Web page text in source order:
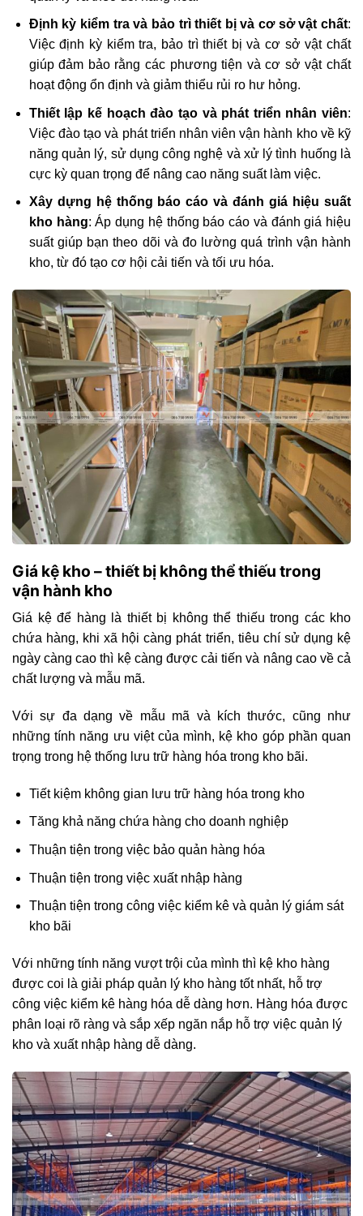
Định kỳ kiểm tra và bảo trì thiết bị và cơ sở vật chất:
Việc định kỳ kiểm tra, bảo trì thiết bị và cơ sở vật chất
giúp đảm bảo rằng các phương tiện và cơ sở vật chất
hoạt động ổn định và giảm thiểu rủi ro hư hỏng.
Thiết lập kế hoạch đào tạo và phát triển nhân viên:
Việc đào tạo và phát triển nhân viên vận hành kho về kỹ
năng quản lý, sử dụng công nghệ và xử lý tình huống là
cực kỳ quan trọng để nâng cao năng suất làm việc.
Xây dựng hệ thống báo cáo và đánh giá hiệu suất
kho hàng: Áp dụng hệ thống báo cáo và đánh giá hiệu
suất giúp bạn theo dõi và đo lường quá trình vận hành
kho, từ đó tạo cơ hội cải tiến và tối ưu hóa.
Giá kệ kho – thiết bị không thể thiếu trong
vận hành kho
Giá kệ để hàng là thiết bị không thể thiếu trong các kho
chứa hàng, khi xã hội càng phát triển, tiêu chí sử dụng kệ
ngày càng cao thì kệ càng được cải tiến và nâng cao về cả
chất lượng và mẫu mã.
Với sự đa dạng về mẫu mã và kích thước, cũng như
những tính năng ưu việt của mình, kệ kho góp phần quan
trọng trong hệ thống lưu trữ hàng hóa trong kho bãi.
Tiết kiệm không gian lưu trữ hàng hóa trong kho
Tăng khả năng chứa hàng cho doanh nghiệp
Thuận tiện trong việc bảo quản hàng hóa
Thuận tiện trong việc xuất nhập hàng
Thuận tiện trong công việc kiểm kê và quản lý giám sát
kho bãi
Với những tính năng vượt trội của mình thì kệ kho hàng
được coi là giải pháp quản lý kho hàng tốt nhất, hỗ trợ
công việc kiểm kê hàng hóa dễ dàng hơn. Hàng hóa được
phân loại rõ ràng và sắp xếp ngăn nắp hỗ trợ việc quản lý
kho và xuất nhập hàng dễ dàng.